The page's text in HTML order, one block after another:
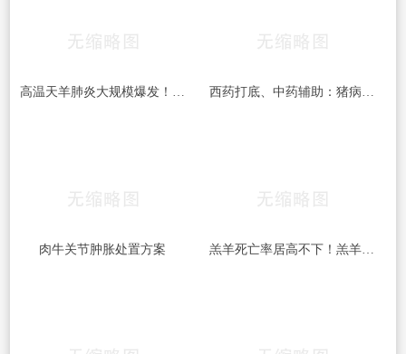
肉牛关节肿胀处置方案 羔羊死亡率居高不下！羔羊常见5大杀手病，早发现、早预防，少伤亡！